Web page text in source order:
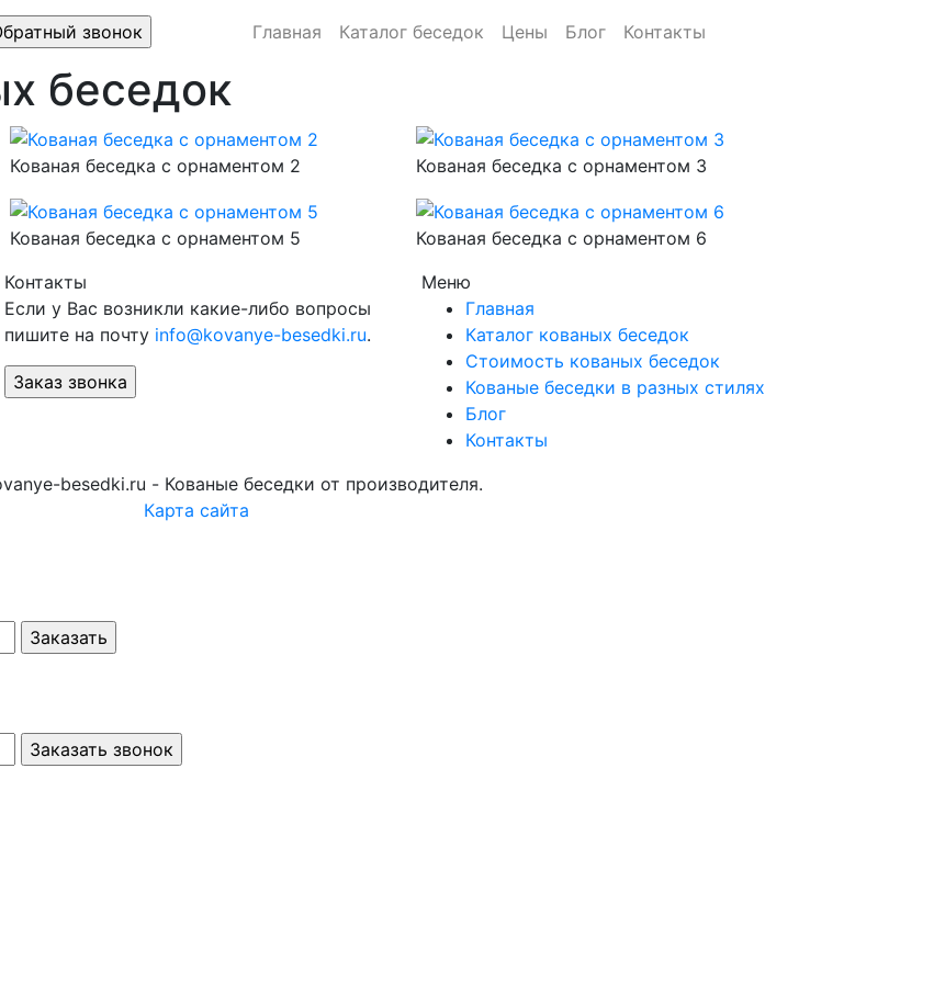
Главная Каталог беседок Цены Блог Контакты
беседок
Кованая беседка с орнаментом 2 Кованая беседка с орнаментом 3
Кованая беседка с орнаментом 5
Кованая беседка с орнаментом 6
Контакты
Если у Вас возникли какие-либо вопросы
пишите на почту info@kovanye-besedki.ru.
Меню
Главная
Каталог кованых беседок
Стоимость кованых беседок
Кованые беседки в разных стилях
Блог
Контакты
besedki.ru - Кованые беседки от производителя.
Карта сайта